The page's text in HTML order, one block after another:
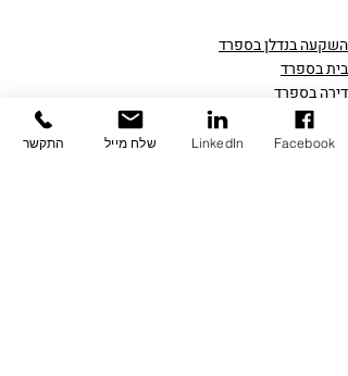
השקעה בנדלן בספרד
בית בספרד
דירה בספרד
התקשר שלח מייל LinkedIn Facebook